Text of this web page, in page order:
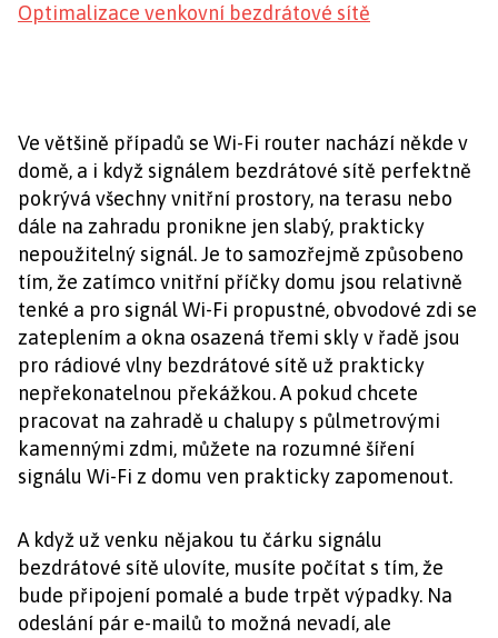
Optimalizace venkovní bezdrátové sítě
Ve většině případů se Wi-Fi router nachází někde v
domě, a i když signálem bezdrátové sítě perfektně
pokrývá všechny vnitřní prostory, na terasu nebo
dále na zahradu pronikne jen slabý, prakticky
nepoužitelný signál. Je to samozřejmě způsobeno
tím, že zatímco vnitřní příčky domu jsou relativně
tenké a pro signál Wi-Fi propustné, obvodové zdi se
zateplením a okna osazená třemi skly v řadě jsou
pro rádiové vlny bezdrátové sítě už prakticky
nepřekonatelnou překážkou. A pokud chcete
pracovat na zahradě u chalupy s půlmetrovými
kamennými zdmi, můžete na rozumné šíření
signálu Wi-Fi z domu ven prakticky zapomenout.
A když už venku nějakou tu čárku signálu
bezdrátové sítě ulovíte, musíte počítat s tím, že
bude připojení pomalé a bude trpět výpadky. Na
odeslání pár e-mailů to možná nevadí, ale